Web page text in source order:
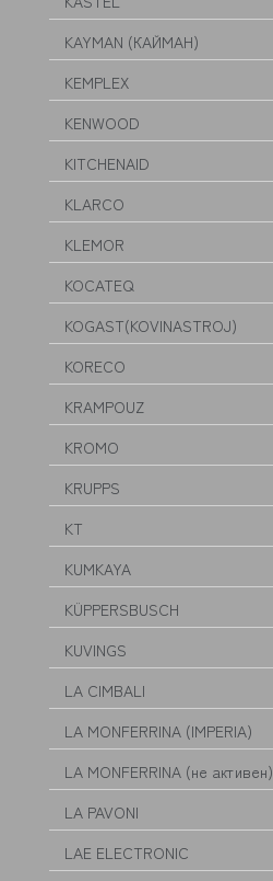
KAYMAN (КАЙМАН)
KEMPLEX
KENWOOD
KITCHENAID
KLARCO
KLEMOR
KOCATEQ
KOGAST(KOVINASTROJ)
KORECO
KRAMPOUZ
KROMO
KRUPPS
KT
KUMKAYA
KÜPPERSBUSCH
KUVINGS
LA CIMBALI
LA MONFERRINA (IMPERIA)
LA MONFERRINA (не активен)
LA PAVONI
LAE ELECTRONIC